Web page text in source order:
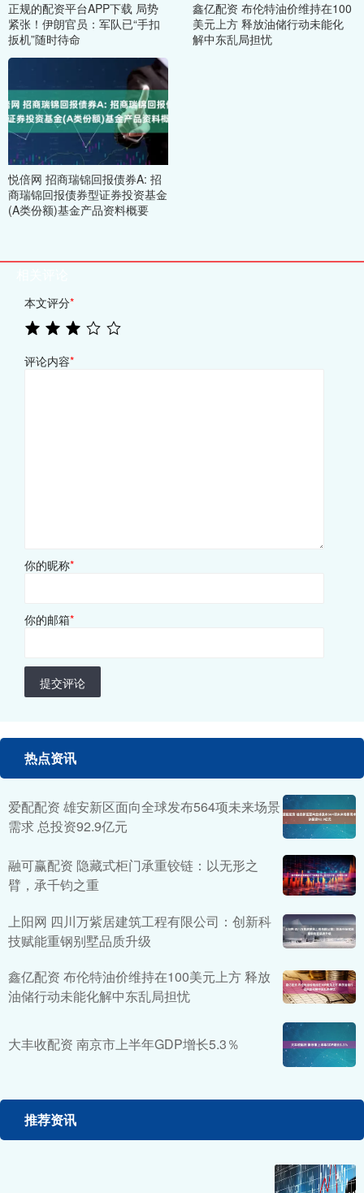
正规的配资平台APP下载 局势
紧张！伊朗官员：军队已“手扣
扳机”随时待命
鑫亿配资 布伦特油价维持在100
美元上方 释放油储行动未能化
解中东乱局担忧
悦倍网 招商瑞锦回报债券A: 招
商瑞锦回报债券型证券投资基金
(A类份额)基金产品资料概要
本文评分*
评论内容*
你的昵称*
你的邮箱*
提交评论
热点资讯
爱配配资 雄安新区面向全球发布564项未来场景
需求 总投资92.9亿元
融可赢配资 隐藏式柜门承重铰链：以无形之
臂，承千钧之重
上阳网 四川万紫居建筑工程有限公司：创新科
技赋能重钢别墅品质升级
鑫亿配资 布伦特油价维持在100美元上方 释放
油储行动未能化解中东乱局担忧
大丰收配资 南京市上半年GDP增长5.3％
推荐资讯